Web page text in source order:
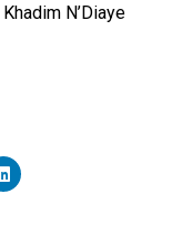
Khadim N’Diaye